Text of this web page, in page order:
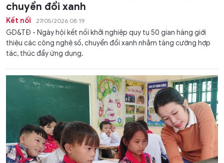
chuyển đổi xanh
Kết nối 27/05/2026 08:19
GD&TĐ - Ngày hội kết nối khởi nghiệp quy tụ 50 gian hàng giới
thiệu các công nghệ số, chuyển đổi xanh nhằm tăng cường hợp
tác, thúc đẩy ứng dụng.